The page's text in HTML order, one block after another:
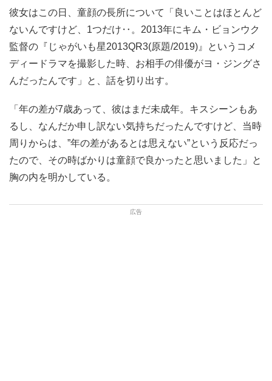
彼女はこの日、童顔の長所について「良いことはほとんど
ないんですけど、1つだけ‥。2013年にキム・ビョンウク
監督の『じゃがいも星2013QR3(原題/2019)』というコメ
ディードラマを撮影した時、お相手の俳優がヨ・ジングさ
んだったんです」と、話を切り出す。
「年の差が7歳あって、彼はまだ未成年。キスシーンもあ
るし、なんだか申し訳ない気持ちだったんですけど、当時
周りからは、”年の差があるとは思えない”という反応だっ
たので、その時ばかりは童顔で良かったと思いました」と
胸の内を明かしている。